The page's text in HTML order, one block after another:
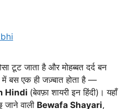
टूट जाता है और मोहब्बत दर्द बन
बस एक ही जज़्बात होता है —
Hindi (बेवफ़ा शायरी इन हिंदी)। यहाँ
वाली Bewafa Shayari,